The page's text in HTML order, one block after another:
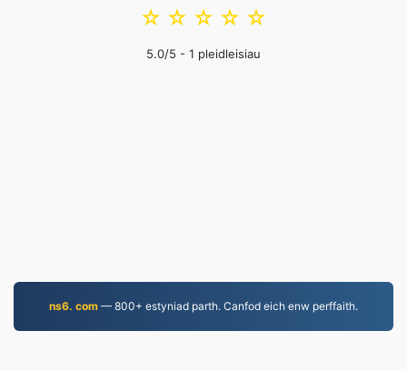
☆
☆
☆
☆
☆
5.0/5 - 1 pleidleisiau
ns6. com — 800+ estyniad parth. Canfod eich enw perffaith.